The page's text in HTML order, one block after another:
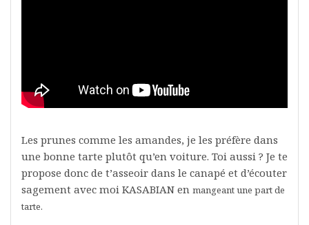
Les prunes comme les amandes, je les préfère dans
une bonne tarte plutôt qu’en voiture. Toi aussi ? Je te
propose donc de t’asseoir dans le canapé et d’écouter
sagement avec moi KASABIAN en mangeant une part de
tarte.